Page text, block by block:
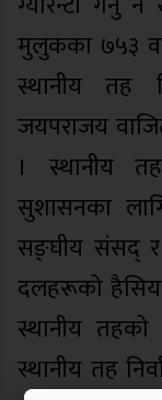
मुलुकका ७५३
स्थानीय तह
जयपराजय
। स्थानीय
सुशासनका
सङ्घीय संसद् र
दलहरूको
स्थानीय
स्थानीय तह